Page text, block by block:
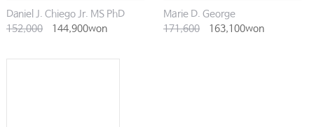
Daniel J. Chiego Jr. MS PhD
152,000
144,900won
Marie D. George
171,600
163,100won